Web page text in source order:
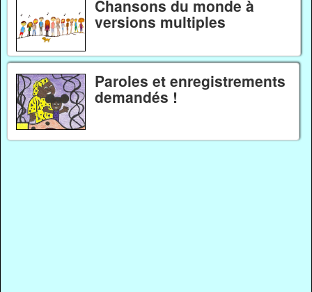
Chansons du monde à
versions multiples
Paroles et enregistrements
demandés !